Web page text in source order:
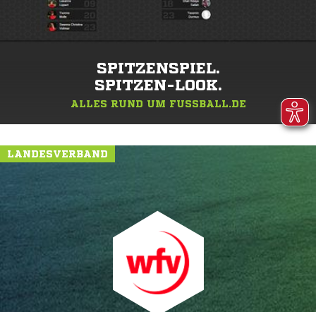
SPITZENSPIEL.
SPITZEN-LOOK.
ALLES RUND UM FUSSBALL.DE
LANDESVERBAND